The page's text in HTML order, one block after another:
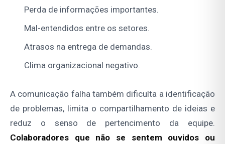
Perda de informações importantes.
Mal-entendidos entre os setores.
Atrasos na entrega de demandas.
Clima organizacional negativo.
A comunicação falha também dificulta a identificação
de problemas, limita o compartilhamento de ideias e
reduz o senso de pertencimento da equipe.
Colaboradores que não se sentem ouvidos ou